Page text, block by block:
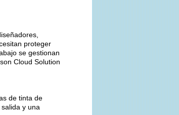
proteger
se gestionan
Cloud Solution
de tinta de
y una